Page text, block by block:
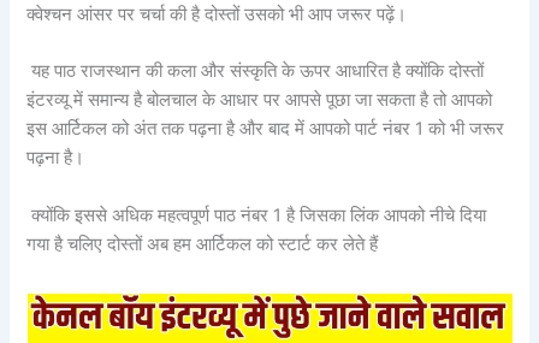
क्वेश्चन आंसर पर चर्चा की है दोस्तों उसको भी आप जरूर पढ़ें।
यह पाठ राजस्थान की कला और संस्कृति के ऊपर आधारित है क्योंकि दोस्तों
इंटरव्यू में समान्य है बोलचाल के आधार पर आपसे पूछा जा सकता है तो आपको
इस आर्टिकल को अंत तक पढ़ना है और बाद में आपको पार्ट नंबर 1 को भी जरूर
पढ़ना है।
क्योंकि इससे अधिक महत्वपूर्ण पाठ नंबर 1 है जिसका लिंक आपको नीचे दिया
गया है चलिए दोस्तों अब हम आर्टिकल को स्टार्ट कर लेते हैं